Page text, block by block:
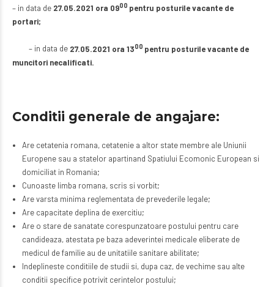
– in data de 27.05.2021 ora 0900 pentru posturile vacante de
portari;
– in data de 27.05.2021 ora 1300 pentru posturile vacante de
muncitori necalificati.
Conditii generale de angajare:
Are cetatenia romana, cetatenie a altor state membre ale Uniunii
Europene sau a statelor apartinand Spatiului Ecomonic European si
domiciliat in Romania;
Cunoaste limba romana, scris si vorbit;
Are varsta minima reglementata de prevederile legale;
Are capacitate deplina de exercitiu;
Are o stare de sanatate corespunzatoare postului pentru care
candideaza, atestata pe baza adeverintei medicale eliberate de
medicul de familie au de unitatiile sanitare abilitate;
Indeplineste conditiile de studii si, dupa caz, de vechime sau alte
conditii specifice potrivit cerintelor postului;